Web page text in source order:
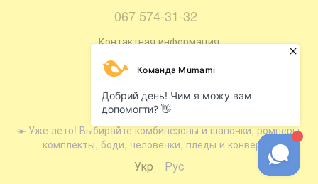
067 574-31-32
Контактная информация
Полная версия сайта
Карта сайта
© 2016—2026
☀️ Уже лето! Выбирайте комбинезоны и шапочки, ромперы,
комплекты, боди, человечки, пледы и конверты.
Укр Рус